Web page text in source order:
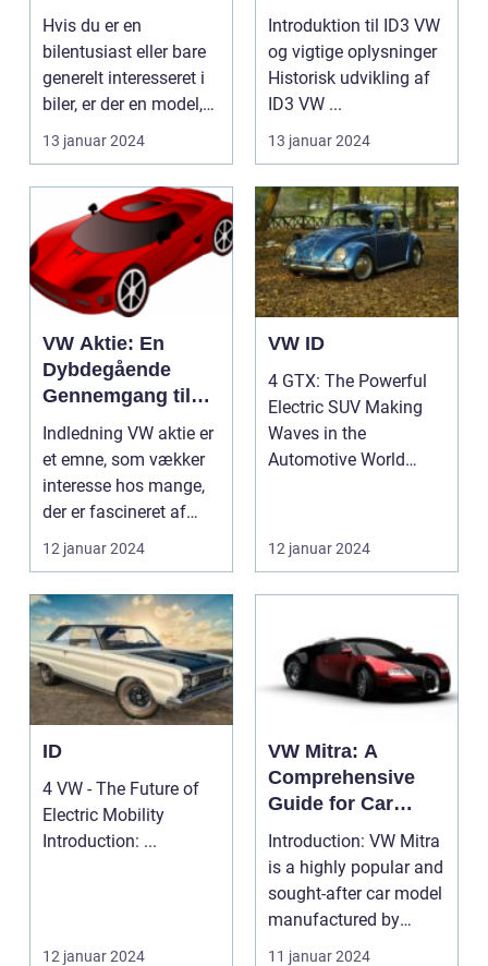
Hvis du er en
bilentusiast eller bare
generelt interesseret i
biler, er der en model,
der ikke kan i...
13 januar 2024
køretøjer
Introduktion til ID3 VW
og vigtige oplysninger
Historisk udvikling af
ID3 VW ...
13 januar 2024
VW Aktie: En
Dybdegående
Gennemgang til
Bilinteresserede
Indledning VW aktie er
et emne, som vækker
interesse hos mange,
der er fascineret af
bilindustrien ...
12 januar 2024
VW ID
4 GTX: The Powerful
Electric SUV Making
Waves in the
Automotive World
12 januar 2024
ID
4 VW - The Future of
Electric Mobility
Introduction: ...
12 januar 2024
VW Mitra: A
Comprehensive
Guide for Car
Owners and
Enthusiasts
Introduction: VW Mitra
is a highly popular and
sought-after car model
manufactured by
Volkswagen, a ...
11 januar 2024